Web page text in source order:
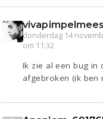
vivapimpelmees
donderdag 14
om 11:32
Ik zie al een bug in
afgebroken (ik ben